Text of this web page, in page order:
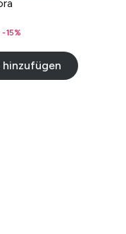
-15%
hinzufügen